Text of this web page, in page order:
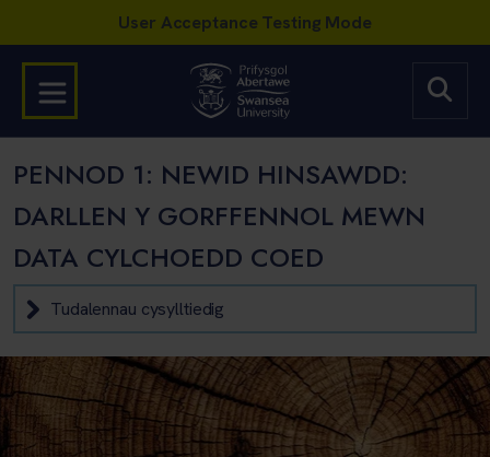
PENNOD 1: NEWID HINSAWDD:
DARLLEN Y GORFFENNOL MEWN
DATA CYLCHOEDD COED
Tudalennau cysylltiedig